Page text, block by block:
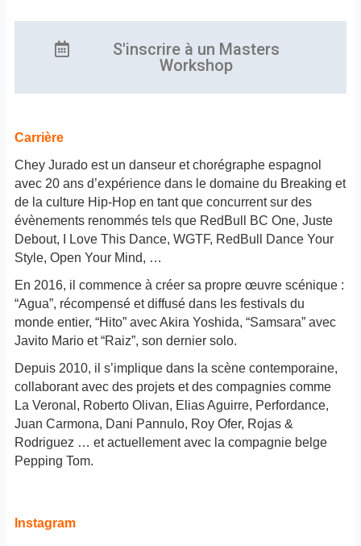
S'inscrire à un Masters
Workshop
Carrière
Chey Jurado est un danseur et chorégraphe espagnol
avec 20 ans d’expérience dans le domaine du Breaking et
de la culture Hip-Hop en tant que concurrent sur des
évènements renommés tels que RedBull BC One, Juste
Debout, I Love This Dance, WGTF, RedBull Dance Your
Style, Open Your Mind, …
En 2016, il commence à créer sa propre œuvre scénique :
“Agua”, récompensé et diffusé dans les festivals du
monde entier, “Hito” avec Akira Yoshida, “Samsara” avec
Javito Mario et “Raiz”, son dernier solo.
Depuis 2010, il s’implique dans la scène contemporaine,
collaborant avec des projets et des compagnies comme
La Veronal, Roberto Olivan, Elias Aguirre, Perfordance,
Juan Carmona, Dani Pannulo, Roy Ofer, Rojas &
Rodriguez … et actuellement avec la compagnie belge
Pepping Tom.
Instagram